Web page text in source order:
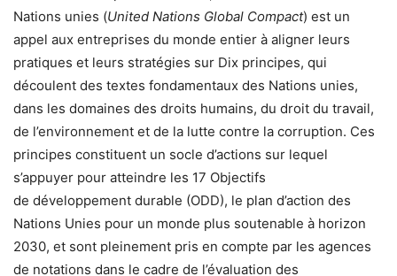
Nations unies (United Nations Global Compact) est un
appel aux entreprises du monde entier à aligner leurs
pratiques et leurs stratégies sur Dix principes, qui
découlent des textes fondamentaux des Nations unies,
dans les domaines des droits humains, du droit du travail,
de l’environnement et de la lutte contre la corruption. Ces
principes constituent un socle d’actions sur lequel
s’appuyer pour atteindre les 17 Objectifs
de développement durable (ODD), le plan d’action des
Nations Unies pour un monde plus soutenable à horizon
2030, et sont pleinement pris en compte par les agences
de notations dans le cadre de l’évaluation des